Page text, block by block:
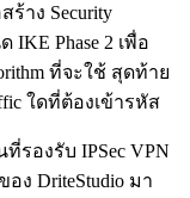
ร้าง Security
Phase 2 เพื่อ
ที่จะใช้ สุดท้าย
ใดที่ต้องเข้ารหัส
รองรับ IPSec VPN
อง DriteStudio มา